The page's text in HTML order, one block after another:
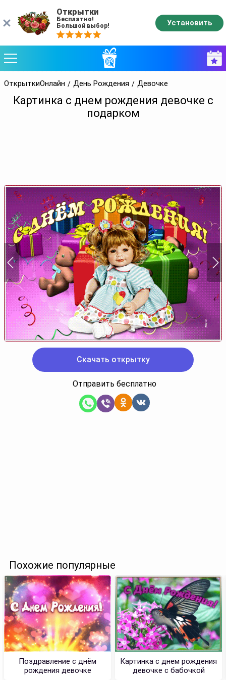
ОткрыткиОнлайн День Рождения Девочке
Картинка с днем рождения девочке с
подарком
Скачать открытку
Отправить бесплатно
Похожие популярные
Поздравление с днём
рождения девочке
Картинка с днем рождения
девочке с бабочкой
Открытки
Бесплатно!
Большой выбор!
Установить